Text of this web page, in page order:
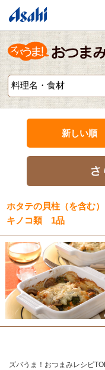
新しい順
ホタテの貝柱（を含む
キノコ類 1品
ズバうま！おつまみレシピ